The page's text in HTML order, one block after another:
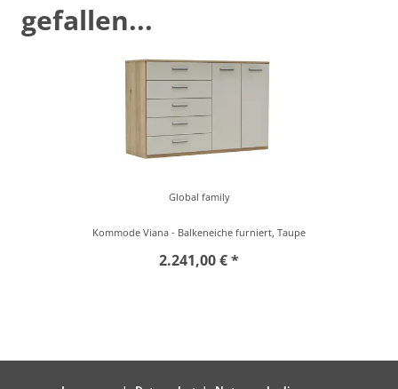
gefallen...
Global family
Kommode Viana - Balkeneiche furniert, Taupe
2.241,00 € *